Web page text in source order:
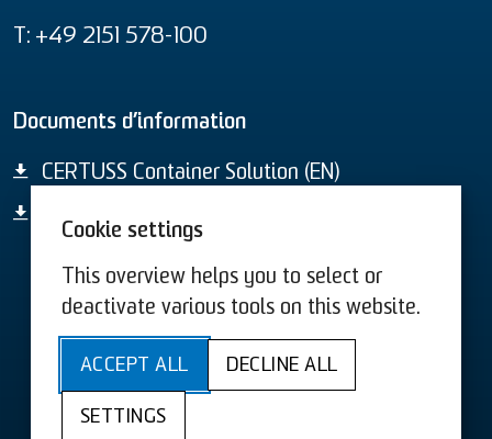
Cookie settings
This overview helps you to select or
deactivate various tools on this website.
ACCEPT ALL DECLINE ALL
SETTINGS
T: +49 2151 578-100
Documents d’information
CERTUSS Container Solution (EN)
CGV US
CGV
Sitemap
Accessibilité
Protection des données
Mentions obligatoires